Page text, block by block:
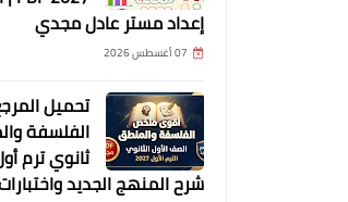
إعداد مستر عادل مجدي
07 أغسطس 2026
تحميل
الفلسفة
شرح المنهج الجديد